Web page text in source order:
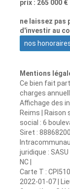
prix : 265 000 €
ne laissez pas
d'investir au
nos
Mentions
Ce bien fait
charges
Affichage des
Reims | Raison
social : 6
Siret :
juridique :
NC |
Carte T :
2022-01-07 |